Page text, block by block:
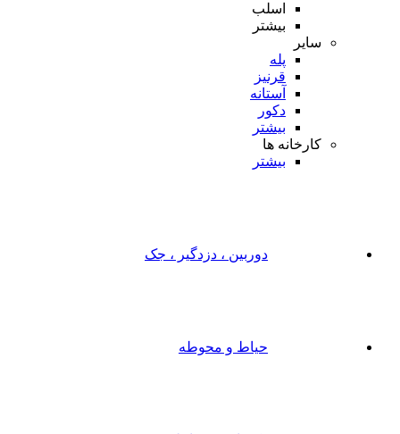
اسلب
بیشتر
سایر
پله
قرنیز
آستانه
دکور
بیشتر
کارخانه ها
بیشتر
دوربین ، دزدگیر ، جک
حیاط و محوطه